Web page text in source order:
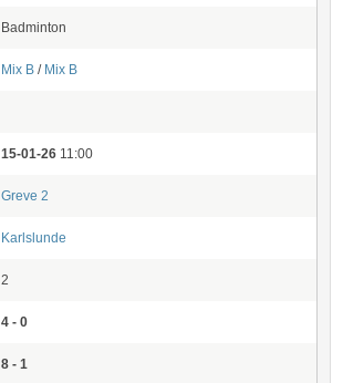
Badminton
Mix B / Mix B
15-01-26 11:00
Greve 2
Karlslunde
2
4 - 0
8 - 1